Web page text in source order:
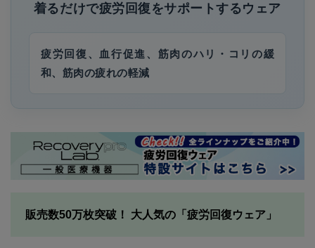
着るだけで疲労回復をサポートするウェア
疲労回復、血行促進、筋肉のハリ・コリの緩
和、筋肉の疲れの軽減
販売数50万枚突破！ 大人気の「疲労回復ウェア」